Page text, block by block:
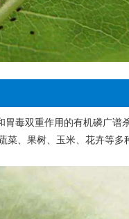
毒双重作用的有机磷广谱
、果树、玉米、花卉等